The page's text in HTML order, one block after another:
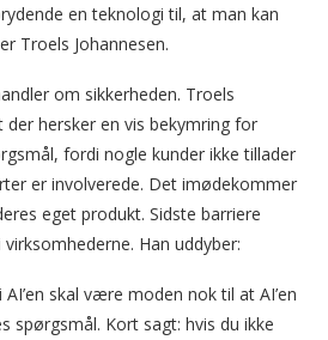
en teknologi til, at man kan
Troels Johannesen.
om sikkerheden. Troels
hersker en vis bekymring for
fordi nogle kunder ikke tillader
er involverede. Det imødekommer
eget produkt. Sidste barriere
Han uddyber:
skal være moden nok til at AI’en
spørgsmål. Kort sagt: hvis du ikke